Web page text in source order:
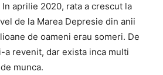
aprilie 2020, rata a crescut la
de la Marea Depresie din anii
de oameni erau someri. De
a revenit, dar exista inca multi
munca.